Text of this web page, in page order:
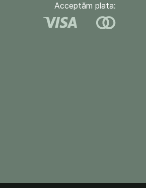
Acceptăm plata: